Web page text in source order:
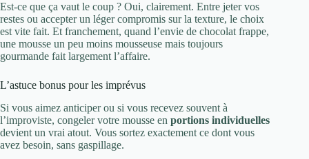
Est-ce que ça vaut le coup ? Oui, clairement. Entre jeter vos
restes ou accepter un léger compromis sur la texture, le choix
est vite fait. Et franchement, quand l’envie de chocolat frappe,
une mousse un peu moins mousseuse mais toujours
gourmande fait largement l’affaire.
L’astuce bonus pour les imprévus
Si vous aimez anticiper ou si vous recevez souvent à
l’improviste, congeler votre mousse en portions individuelles
devient un vrai atout. Vous sortez exactement ce dont vous
avez besoin, sans gaspillage.